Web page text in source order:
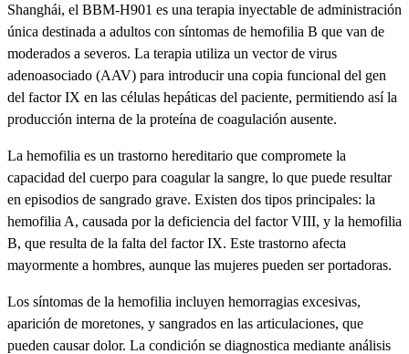
Shanghái, el BBM-H901 es una terapia inyectable de administración
única destinada a adultos con síntomas de hemofilia B que van de
moderados a severos. La terapia utiliza un vector de virus
adenoasociado (AAV) para introducir una copia funcional del gen
del factor IX en las células hepáticas del paciente, permitiendo así la
producción interna de la proteína de coagulación ausente.
La hemofilia es un trastorno hereditario que compromete la
capacidad del cuerpo para coagular la sangre, lo que puede resultar
en episodios de sangrado grave. Existen dos tipos principales: la
hemofilia A, causada por la deficiencia del factor VIII, y la hemofilia
B, que resulta de la falta del factor IX. Este trastorno afecta
mayormente a hombres, aunque las mujeres pueden ser portadoras.
Los síntomas de la hemofilia incluyen hemorragias excesivas,
aparición de moretones, y sangrados en las articulaciones, que
pueden causar dolor. La condición se diagnostica mediante análisis